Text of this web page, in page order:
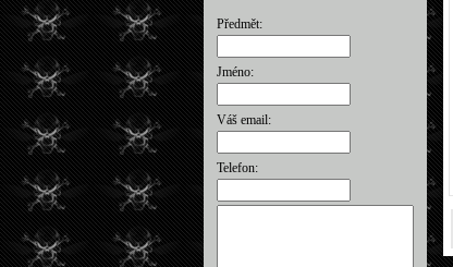
Předmět:
Jméno:
Váš email:
Telefon: